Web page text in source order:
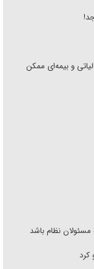
و بیمه‌ای ممکن
نظام باشد
کرد